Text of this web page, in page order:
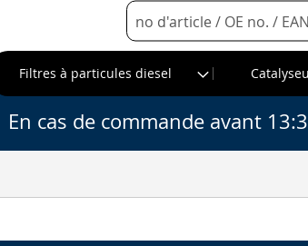
Rechercher
Filtres à particules diesel
En cas de commande avant